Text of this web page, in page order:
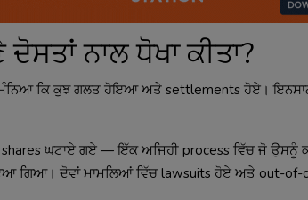
ਨਾਲ ਧੋਖਾ ਕੀਤਾ?
ਮੰਨਿਆ ਕਿ ਕੁਝ ਗਲਤ ਹੋਇਆ ਅਤੇ settlements ਹੋਏ।
ਘਟਾਏ ਗਏ — ਇੱਕ ਅਜਿਹੀ process ਵਿੱਚ ਜੋ ਉਸਨੂੰ
ਗਿਆ। ਦੋਵਾਂ ਮਾਮਲਿਆਂ ਵਿੱਚ lawsuits ਹੋਏ ਅਤੇ out-